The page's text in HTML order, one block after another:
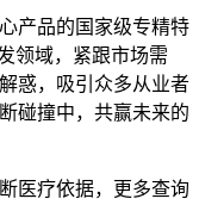
产品的国家级专精特
领域，紧跟市场需
惑，吸引众多从业者
碰撞中，共赢未来的
医疗依据，更多查询